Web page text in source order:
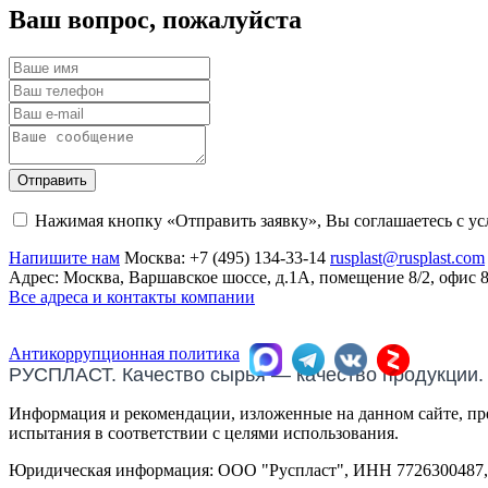
Ваш вопрос, пожалуйста
Отправить
Нажимая кнопку «Отправить заявку», Вы соглашаетесь с
Напишите нам Москва: +7 (495) 134-33-14 rusplast@rusplast.com
Адрес: Москва, Варшавское шоссе, д.1А, помещение 8/2, офис
Все адреса и контакты компании
Антикоррупционная политика
РУСПЛАСТ. Качество сырья — качество продукции.
Информация и рекомендации, изложенные на данном сайте,
испытания в соответствии с целями использования.
Юридическая информация: ООО "Руспласт", ИНН 7726300487,